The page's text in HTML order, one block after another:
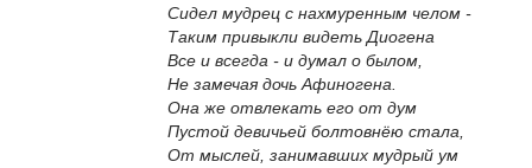
Сидел мудрец с нахмуренным челом -
Таким привыкли видеть Диогена
Все и всегда - и думал о былом,
Не замечая дочь Афиногена.
Она же отвлекать его от дум
Пустой девичьей болтовнёю стала,
От мыслей, занимавших мудрый ум